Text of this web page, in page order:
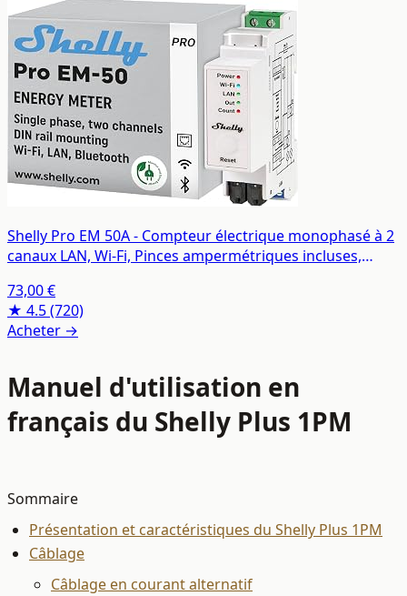
Shelly Pro EM 50A - Compteur électrique monophasé à 2
canaux LAN, Wi-Fi, Pinces ampermétriques incluses,
Énergie photovoltaïque, App iOS Android
73,00 €
★ 4.5(720)
Acheter →
Manuel d'utilisation en
français du Shelly Plus 1PM
Sommaire
Présentation et caractéristiques du Shelly Plus 1PM
Câblage
Câblage en courant alternatif